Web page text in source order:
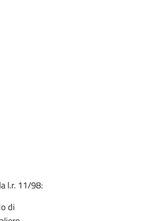
l.r. 11/98:
di